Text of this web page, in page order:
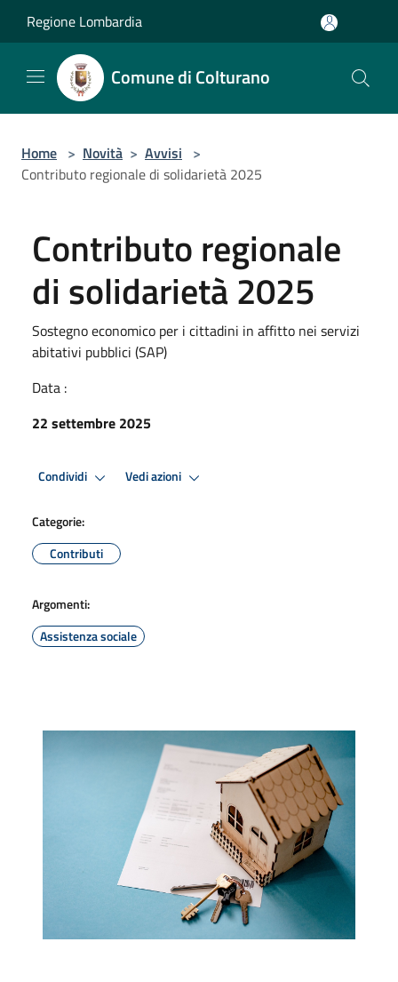
Regione Lombardia
Comune di Colturano
Home > Novità > Avvisi >
Contributo regionale di solidarietà 2025
Contributo regionale
di solidarietà 2025
Sostegno economico per i cittadini in affitto nei servizi
abitativi pubblici (SAP)
Data :
22 settembre 2025
Condividi Vedi azioni
Categorie:
Contributi
Argomenti:
Assistenza sociale